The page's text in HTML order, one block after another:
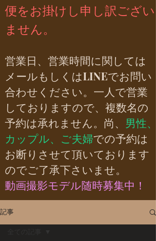
便をお掛けし申し訳ござい
ません。
営業日、営業時間に関しては
メールもしくはLINEでお問い
合わせください。一人で営業
しておりますので、複数名の
予約は承れません。尚、 男性、
カップル、ご夫婦での予約は
お断りさせて頂いております
のでご了承下さいませ。
動画撮影モデル随時募集中！
記事